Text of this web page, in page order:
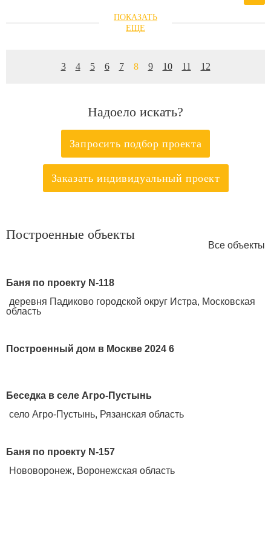
3 4 5 6 7 8 9 10 11 12
Надоело искать?
Запросить подбор проекта
Заказать индивидуальный проект
Построенные объекты
Все объекты
Баня по проекту N-118
деревня Падиково городской округ Истра, Московская
область
Построенный дом в Москве 2024 6
Беседка в селе Агро-Пустынь
село Агро-Пустынь, Рязанская область
Баня по проекту N-157
Нововоронеж, Воронежская область